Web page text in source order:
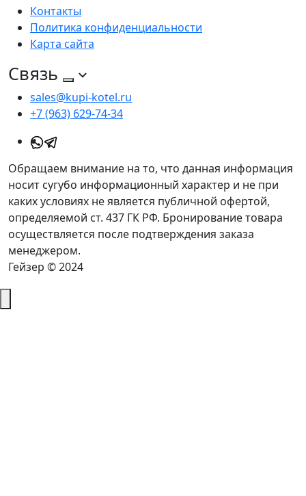
Контакты
Политика конфиденциальности
Карта сайта
Связь
sales@kupi-kotel.ru
+7 (963) 629-74-34
Обращаем внимание на то, что данная информация
носит сугубо информационный характер и не при
каких условиях не является публичной офертой,
определяемой ст. 437 ГК РФ. Бронирование товара
осуществляется после подтверждения заказа
менеджером.
Гейзер © 2024